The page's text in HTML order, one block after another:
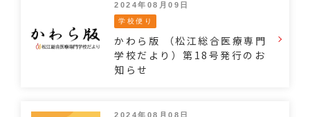
2024年08月09日
学校便り
かわら版 （松江総合医療専門
学校だより）第18号発行のお
知らせ
2024年08月08日